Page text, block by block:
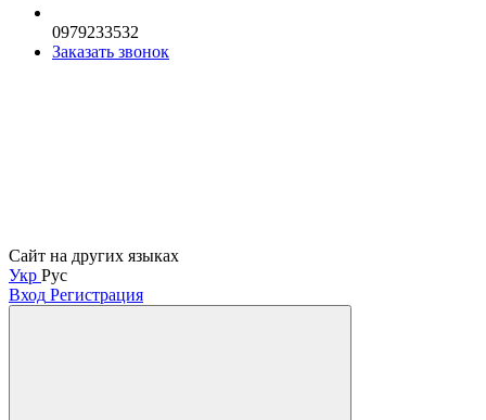
0979233532
Заказать звонок
Сайт на других языках
Укр Рус
Вход Регистрация